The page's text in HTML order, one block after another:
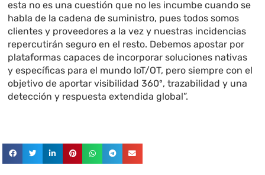
esta no es una cuestión que no les incumbe cuando se
habla de la cadena de suministro, pues todos somos
clientes y proveedores a la vez y nuestras incidencias
repercutirán seguro en el resto. Debemos apostar por
plataformas capaces de incorporar soluciones nativas
y específicas para el mundo IoT/OT, pero siempre con el
objetivo de aportar visibilidad 360º, trazabilidad y una
detección y respuesta extendida global”.